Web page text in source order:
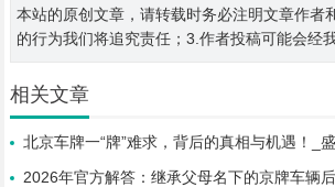
本站的原创文章，请转载时务必注明文章作者
的行为我们将追究责任；3.作者投稿可能会经
相关文章
北京车牌一“牌”难求，背后的真相与机遇！_
2026年官方解答：继承父母名下的京牌车辆